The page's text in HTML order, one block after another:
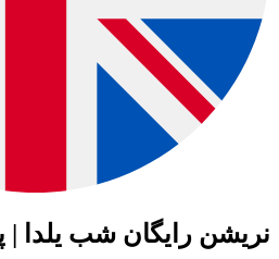
نریشن رایگان شب یلدا |